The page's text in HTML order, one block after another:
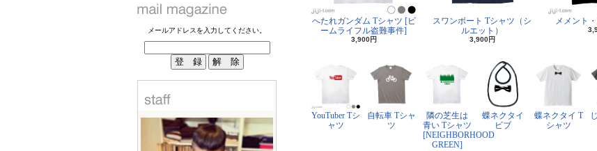
メールアドレスを入力してください。
へたれガンダム Tシャツ [ビ
ームライフル盗難事件]
3,900円
スワンボート Tシャツ（シ
ルエット）
3,900円
メメント
YouTuber Tシ
ャツ
自転車 Tシャ
ツ
隣の芝生は
青い Tシャツ
[NEIGHBORHOOD
GREEN]
蝶ネクタイ
ビブ
蝶ネクタイ T
シャツ